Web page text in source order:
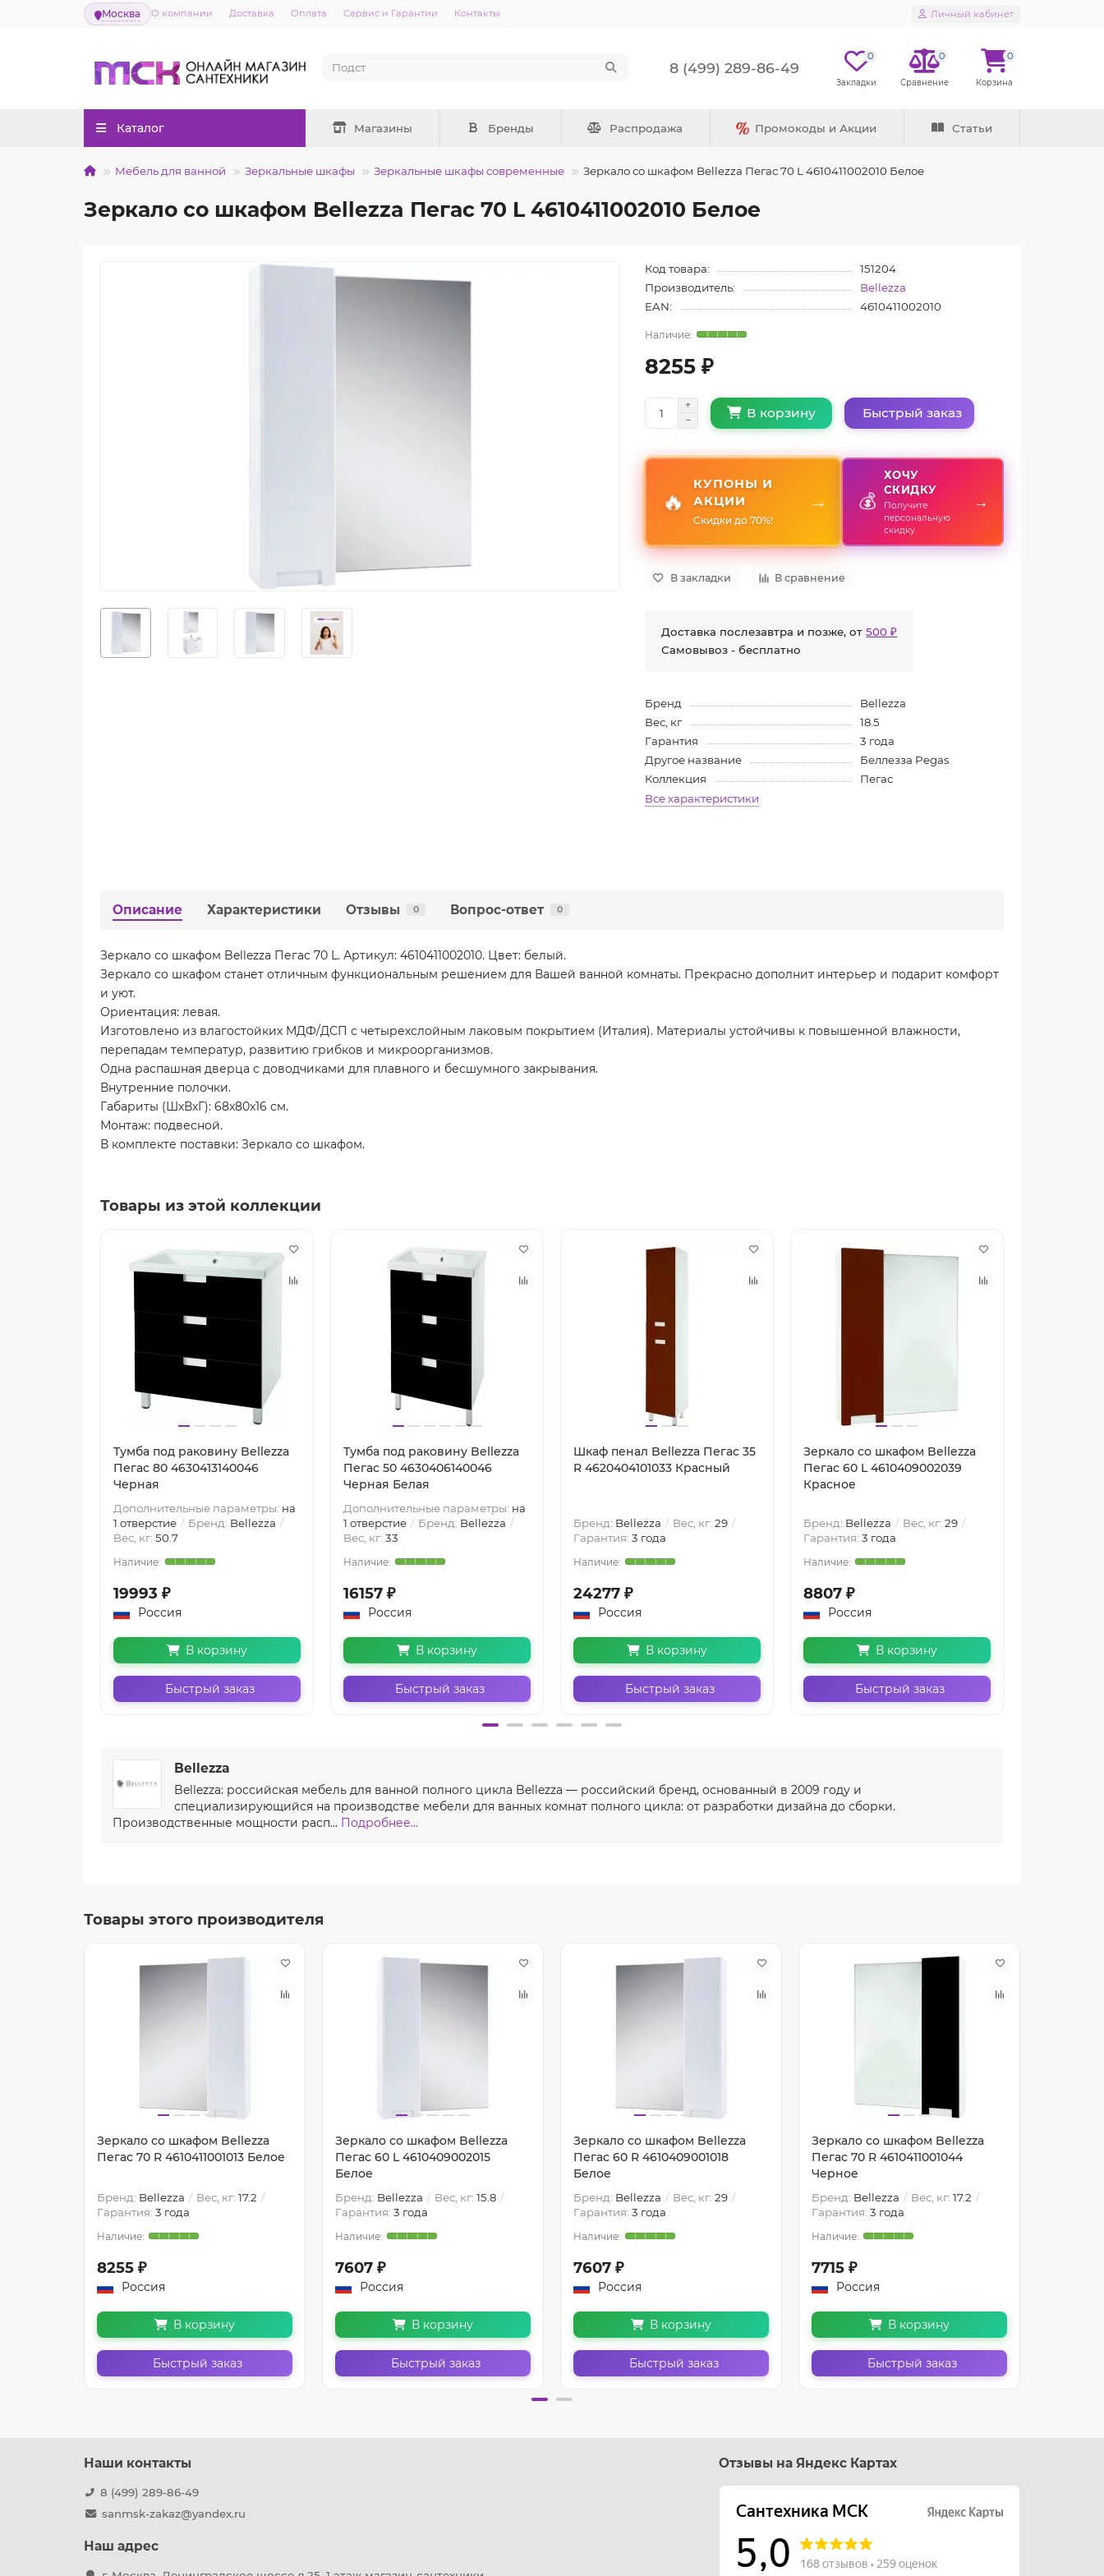
Москва О компании Доставка Оплата Сервис и Гарантии Контакты Личный кабинет
8 (499) 289-86-49
0 0 0
Каталог Магазины Бренды Распродажа Промокоды и Акции Статьи
Мебель для ванной Зеркальные шкафы Зеркальные шкафы современные Зеркало со шкафом Bellezza Пегас 70 L 4610411002010 Белое
Зеркало со шкафом Bellezza Пегас 70 L 4610411002010 Белое
Код товара:
151204
Производитель:
Bellezza
EAN:
4610411002010
8255 ₽
В корзину Быстрый заказ
🔥
КУПОНЫ И
АКЦИИ
Скидки до 70%!
→ 💰
ХОЧУ
СКИДКУ
Получите
персональную
скидку
→
В закладки В сравнение
Доставка послезавтра и позже, от500 ₽
Самовывоз - бесплатно
Бренд
Bellezza
Вес, кг
18.5
Гарантия
3 года
Другое название
Беллезза Pegas
Коллекция
Пегас
Все характеристики
Описание Характеристики Отзывы 0 Вопрос-ответ 0
Зеркало со шкафом Bellezza Пегас 70 L. Артикул: 4610411002010. Цвет: белый.
Зеркало со шкафом станет отличным функциональным решением для Вашей ванной комнаты. Прекрасно дополнит интерьер и подарит комфорт
и уют.
Ориентация: левая.
Изготовлено из влагостойких МДФ/ДСП с четырехслойным лаковым покрытием (Италия). Материалы устойчивы к повышенной влажности,
перепадам температур, развитию грибков и микроорганизмов.
Одна распашная дверца с доводчиками для плавного и бесшумного закрывания.
Внутренние полочки.
Габариты (ШхВхГ): 68x80x16 см.
Монтаж: подвесной.
В комплекте поставки: Зеркало со шкафом.
Товары из этой коллекции
Тумба под раковину Bellezza
Пегас 80 4630413140046
Черная
Дополнительные параметры: на
1 отверстие
Бренд: Bellezza
Вес, кг: 50.7
19993 ₽
Россия
В корзину
Быстрый заказ
Тумба под раковину Bellezza
Пегас 50 4630406140046
Черная Белая
Дополнительные параметры: на
1 отверстие
Бренд: Bellezza
Вес, кг: 33
16157 ₽
Россия
В корзину
Быстрый заказ
Шкаф пенал Bellezza Пегас 35
R 4620404101033 Красный
Бренд: Bellezza Вес, кг: 29
Гарантия: 3 года
24277 ₽
Россия
В корзину
Быстрый заказ
Зеркало со шкафом Bellezza
Пегас 60 L 4610409002039
Красное
Бренд: Bellezza Вес, кг: 29
Гарантия: 3 года
8807 ₽
Россия
В корзину
Быстрый заказ
Bellezza
Bellezza: российская мебель для ванной полного цикла Bellezza — российский бренд, основанный в 2009 году и
специализирующийся на производстве мебели для ванных комнат полного цикла: от разработки дизайна до сборки.
Производственные мощности расп... Подробнее...
Товары этого производителя
Зеркало со шкафом Bellezza
Пегас 70 R 4610411001013 Белое
Бренд: Bellezza Вес, кг: 17.2
Гарантия: 3 года
8255 ₽
Россия
В корзину
Быстрый заказ
Зеркало со шкафом Bellezza
Пегас 60 L 4610409002015
Белое
Бренд: Bellezza Вес, кг: 15.8
Гарантия: 3 года
7607 ₽
Россия
В корзину
Быстрый заказ
Зеркало со шкафом Bellezza
Пегас 60 R 4610409001018
Белое
Бренд: Bellezza Вес, кг: 29
Гарантия: 3 года
7607 ₽
Россия
В корзину
Быстрый заказ
Зеркало со шкафом Bellezza
Пегас 70 R 4610411001044
Черное
Бренд: Bellezza Вес, кг: 17.2
Гарантия: 3 года
7715 ₽
Россия
В корзину
Быстрый заказ
Наши контакты
8 (499) 289-86-49
sanmsk-zakaz@yandex.ru
Наш адрес
Отзывы на Яндекс Картах